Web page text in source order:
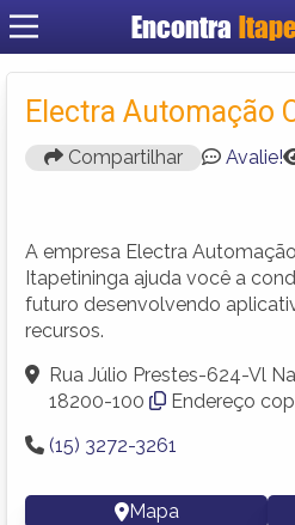
Encontra
Criar
Electra Automação
Compartilhar Avalie!
A empresa Electra
Itapetininga ajuda você a
futuro desenvolvendo
recursos.
Rua Júlio Prestes-624-Vl
18200-100
Endereço
(15) 3272-3261
Mapa